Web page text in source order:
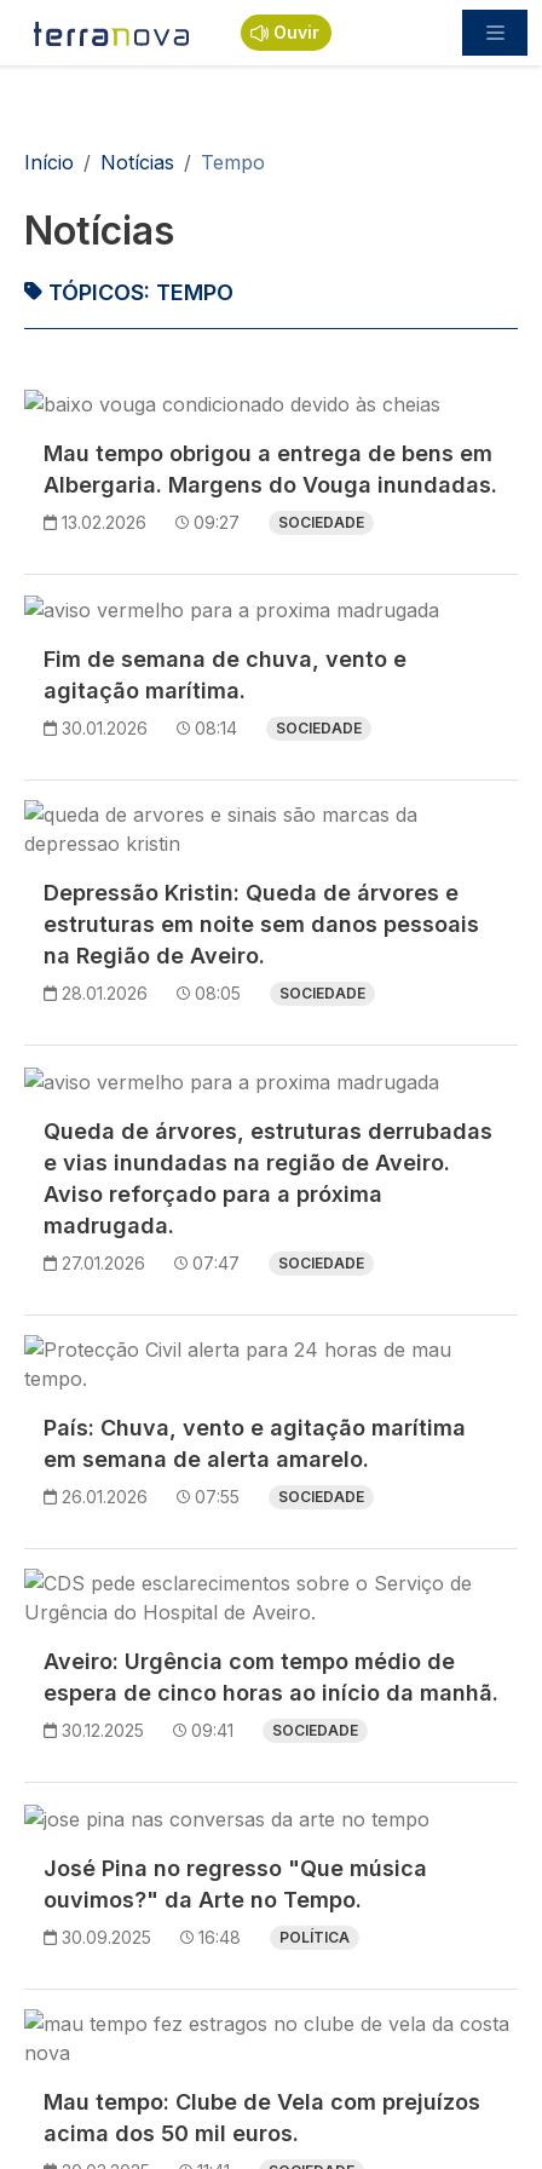
Passar para o conteúdo principal
Ouvir
Navegação estrutural
Início Notícias Tempo
Notícias
TÓPICOS: TEMPO
Imagem
Mau tempo obrigou a entrega de bens em
Albergaria. Margens do Vouga inundadas.
13.02.2026 09:27 SOCIEDADE
Imagem
Fim de semana de chuva, vento e
agitação marítima.
30.01.2026 08:14 SOCIEDADE
Imagem
Depressão Kristin: Queda de árvores e
estruturas em noite sem danos pessoais
na Região de Aveiro.
28.01.2026 08:05 SOCIEDADE
Imagem
Queda de árvores, estruturas derrubadas
e vias inundadas na região de Aveiro.
Aviso reforçado para a próxima
madrugada.
27.01.2026 07:47 SOCIEDADE
Imagem
País: Chuva, vento e agitação marítima
em semana de alerta amarelo.
26.01.2026 07:55 SOCIEDADE
Imagem
Aveiro: Urgência com tempo médio de
espera de cinco horas ao início da manhã.
30.12.2025 09:41 SOCIEDADE
Imagem
José Pina no regresso "Que música
ouvimos?" da Arte no Tempo.
30.09.2025 16:48 POLÍTICA
Imagem
Mau tempo: Clube de Vela com prejuízos
acima dos 50 mil euros.